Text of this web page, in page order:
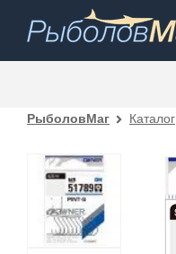
РыболовМаг Каталог